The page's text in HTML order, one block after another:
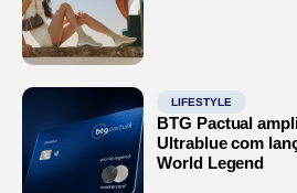
LIFESTYLE
BTG Pactual
Ultrablue com
World Legend